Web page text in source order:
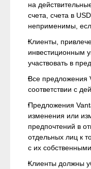
на
счета, счета в
неприменимы,
Клиенты,
инвестиционным
участвовать в
Все предложения
соответствии с
Предложения
изменения или
предпочтений в
отдельных лиц к
с их
Клиенты должны